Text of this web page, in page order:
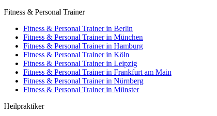
Fitness & Personal Trainer
Fitness & Personal Trainer in Berlin
Fitness & Personal Trainer in München
Fitness & Personal Trainer in Hamburg
Fitness & Personal Trainer in Köln
Fitness & Personal Trainer in Leipzig
Fitness & Personal Trainer in Frankfurt am Main
Fitness & Personal Trainer in Nürnberg
Fitness & Personal Trainer in Münster
Heilpraktiker